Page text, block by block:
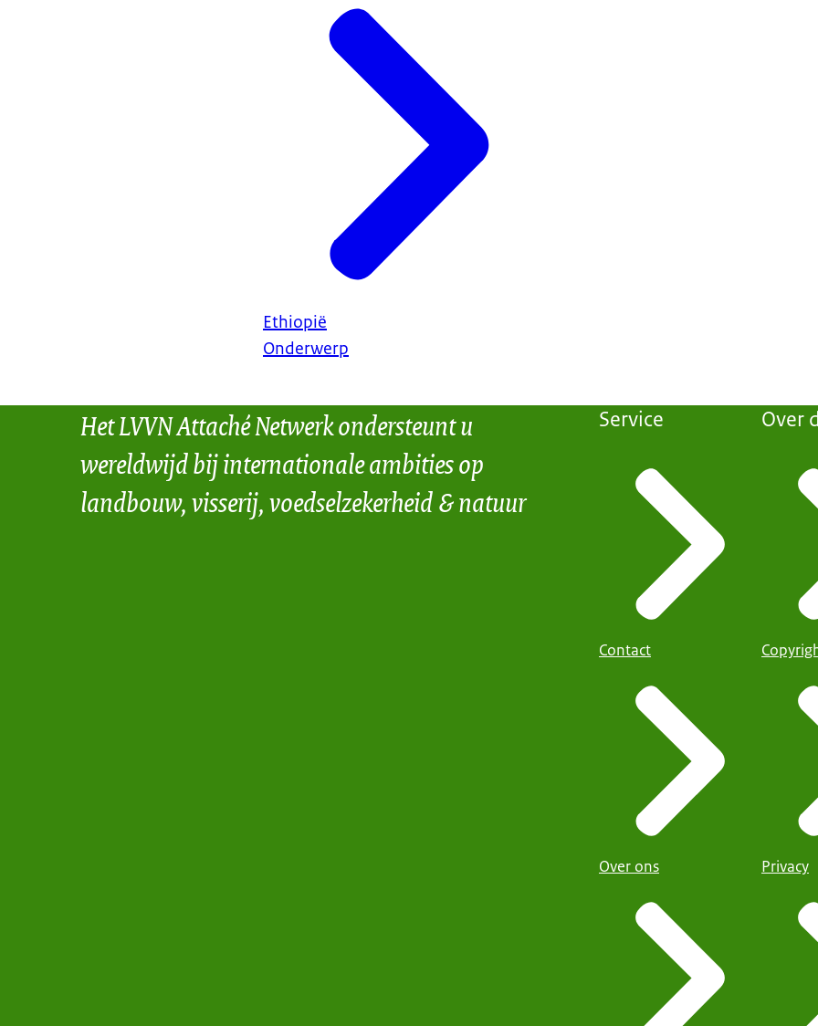
Ethiopië
Onderwerp
Het LVVN Attaché Netwerk ondersteunt u
wereldwijd bij internationale ambities op
landbouw, visserij, voedselzekerheid & natuur
Service
Contact
Over ons
Over
Privacy